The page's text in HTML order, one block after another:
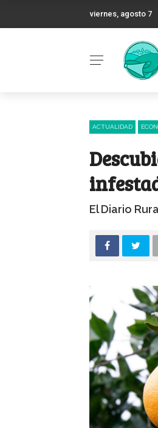
viernes, agosto 7
ACTUALIDAD
El Diario